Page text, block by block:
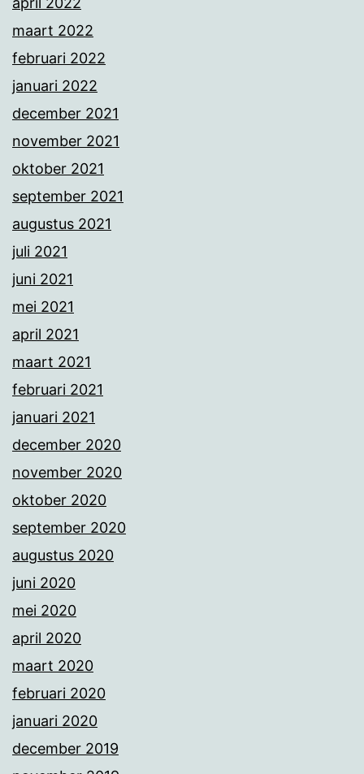
maart 2022
februari 2022
januari 2022
december 2021
november 2021
oktober 2021
september 2021
augustus 2021
juli 2021
juni 2021
mei 2021
april 2021
maart 2021
februari 2021
januari 2021
december 2020
november 2020
oktober 2020
september 2020
augustus 2020
juni 2020
mei 2020
april 2020
maart 2020
februari 2020
januari 2020
december 2019